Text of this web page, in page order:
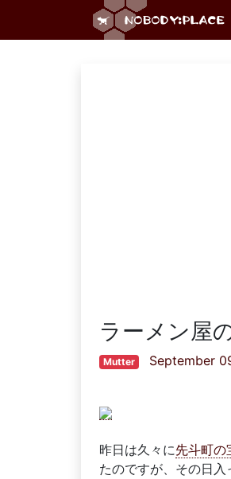
ラーメン屋
Mutter September
昨日は久々に先斗町の
たのですが、その日